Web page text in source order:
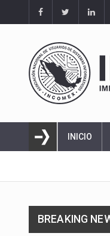
INICIO
BREAKING